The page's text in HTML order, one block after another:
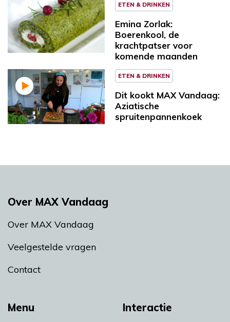
ETEN & DRINKEN
Emina Zorlak:
Boerenkool, de
krachtpatser voor
komende maanden
ETEN & DRINKEN
Dit kookt MAX Vandaag:
Aziatische
spruitenpannenkoek
Menu Interactie
Over MAX Vandaag
Over MAX Vandaag
Veelgestelde vragen
Contact